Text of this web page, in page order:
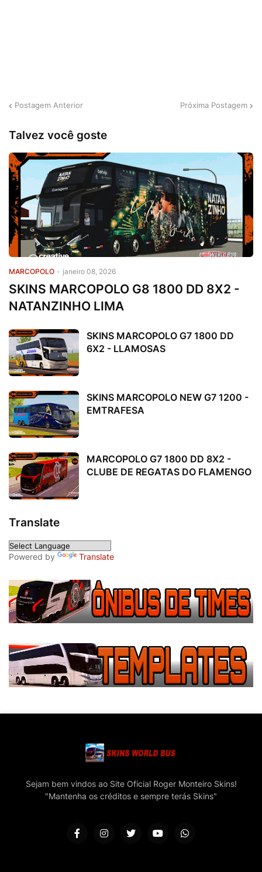
Postagem Anterior Próxima Postagem
Talvez você goste
MARCOPOLO - janeiro 08, 2026
SKINS MARCOPOLO G8 1800 DD 8X2 -
NATANZINHO LIMA
SKINS MARCOPOLO G7 1800 DD
6X2 - LLAMOSAS
SKINS MARCOPOLO NEW G7 1200 -
EMTRAFESA
MARCOPOLO G7 1800 DD 8X2 -
CLUBE DE REGATAS DO FLAMENGO
Translate
Powered by Translate
Sejam bem vindos ao Site Oficial Roger Monteiro Skins!
"Mantenha os créditos e sempre terás Skins"